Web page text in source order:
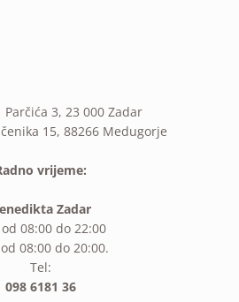
3, 23 000 Zadar
15, 88266 Medugorje
vrijeme:
Zadar
08:00 do 22:00
08:00 do 20:00.
Tel:
098 6181 36